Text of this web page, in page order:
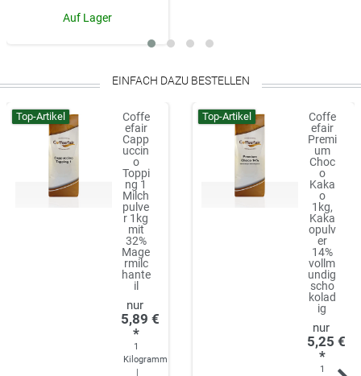
Auf Lager
EINFACH DAZU BESTELLEN
Top-Artikel
Coffe
efair
Capp
uccin
o
Toppi
ng 1
Milch
pulve
r 1kg
mit
32%
Mage
rmilc
hante
il
5,89 €
*
1
Kilogramm
Top-Artikel
Coffe
efair
Premi
um
Choc
o
Kaka
o
1kg,
Kaka
opulv
er
14%
vollm
undig
scho
kolad
ig
5,25 €
*
1